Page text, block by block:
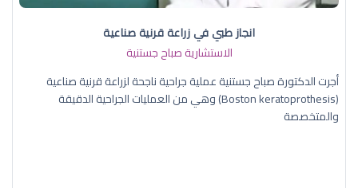
انجاز طبي في زراعة قرنية صناعية
الاستشارية صباح جستنية
أجرت الدكتورة صباح جستنية عملية جراحية ناجحة لزراعة قرنية صناعية
(Boston keratoprothesis) وهي من العمليات الجراحية الدقيقة
والمتخصصة